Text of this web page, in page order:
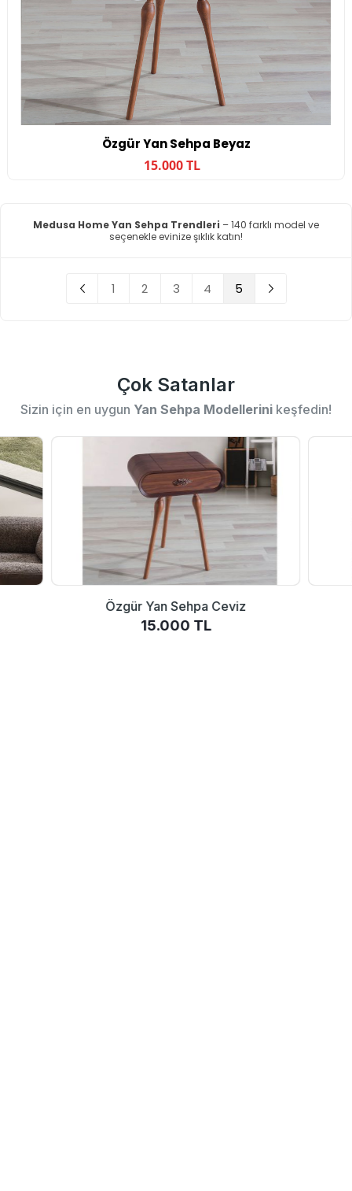
Özgür Yan Sehpa Beyaz
15.000 TL
Medusa Home Yan Sehpa Trendleri – 140 farklı model ve
seçenekle evinize şıklık katın!
1 2 3 4 5
Çok Satanlar
Sizin için en uygun Yan Sehpa Modellerini keşfedin!
Özgür Yan Sehpa Ceviz
15.000 TL